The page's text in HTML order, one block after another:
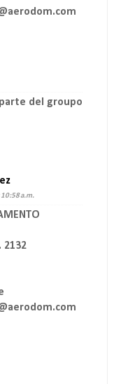
del groupo
a.m.
2132